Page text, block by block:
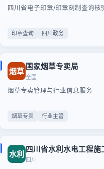
四川省电子印章/印章刻制查询核
印章查询 四川政务
烟草 国家烟草专卖局
全国
烟草专卖管理与行业信息服务
烟草专卖 行业主管
水利 四川省水利水电工程
四川